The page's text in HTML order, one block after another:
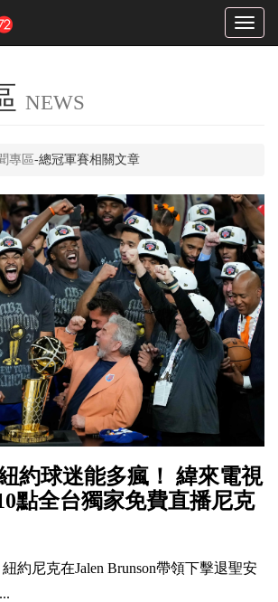
Toggle
NEWS
專區-總冠軍賽相關文章
約球迷能多瘋！ 緯來電視
點全台獨家免費直播尼克
約尼克在Jalen Brunson帶領下擊退聖安